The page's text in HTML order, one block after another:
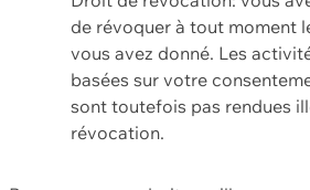
de révoquer à tout moment
vous avez donné. Les
basées sur votre
sont toutefois pas rendues
révocation.